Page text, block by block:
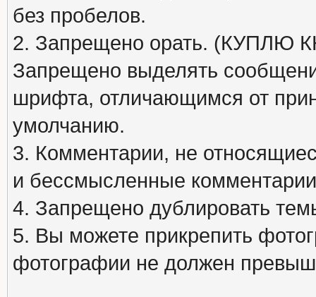
без пробелов.
2. Запрещено орать. (КУПЛЮ
Запрещено выделять
шрифта, отличающимся от
умолчанию.
3. Комментарии, не
и бессмысленные
4. Запрещено дублировать
5. Вы можете прикрепить
фотографии не должен